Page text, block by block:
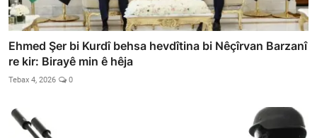
Ehmed Şer bi Kurdî behsa hevdîtina bi Nêçîrvan Barzanî
re kir: Birayê min ê hêja
Tebax 4, 2026 0